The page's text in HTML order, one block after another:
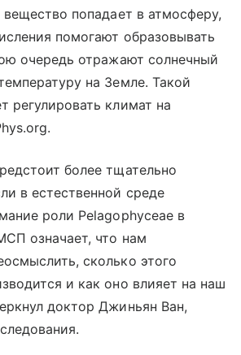
вещество попадает в атмосферу,
помогают образовывать
очередь отражают солнечный
на Земле. Такой
регулировать климат на
более тщательно
в естественной среде
роли Pelagophyceae в
означает, что нам
сколько этого
и как оно влияет на наш
доктор Джиньян Ван,